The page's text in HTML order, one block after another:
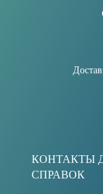
КОНТАКТЫ
СПРАВОК